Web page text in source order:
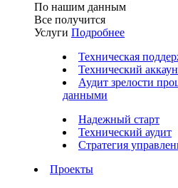
По нашим данным
Все получится
Услуги Подробнее
Техническая
Технический
Аудит зрелости
данными
Надежный старт
Технический аудит
Стратегия
Проекты